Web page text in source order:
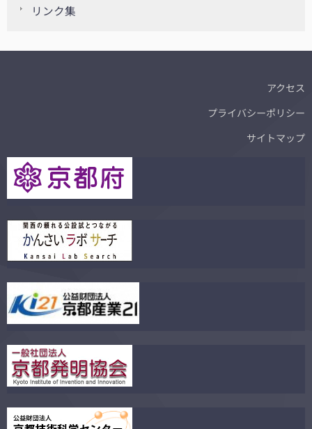
リンク集
アクセス
プライバシーポリシー
サイトマップ